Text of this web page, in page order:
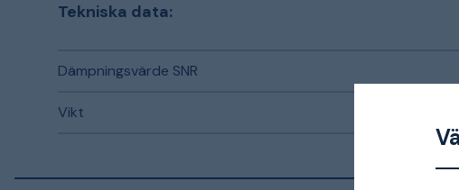
Tekniska data:
Dämpningsvärde SNR
Vikt